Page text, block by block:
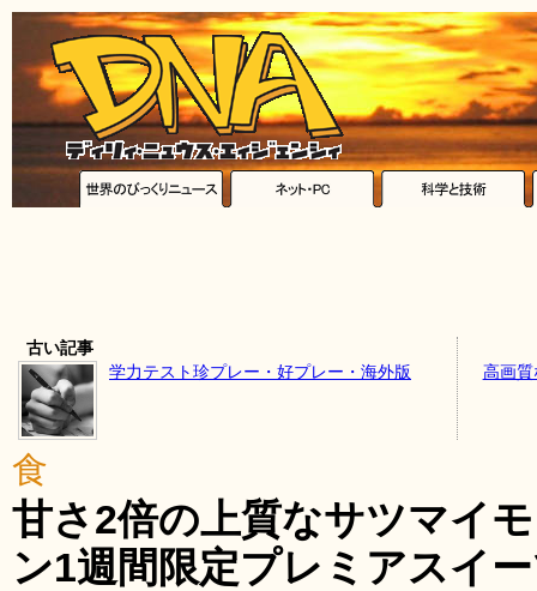
古い記事
学力テスト珍プレー・好プレー・海外版
高画
食
甘さ2倍の上質なサツマイ
ン1週間限定プレミアスイ